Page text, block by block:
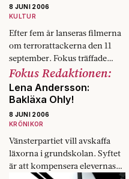
8 JUNI 2006
KULTUR
Efter fem år lanseras filmerna
om terrorattackerna den 11
september. Fokus träffade
efterlevande och regissören
Paul Grenngrass som gjort
»United 93«.
Fokus Redaktionen:
Lena Andersson:
Bakläxa Ohly!
8 JUNI 2006
KRÖNIKOR
Vänsterpartiet vill avskaffa
läxorna i grundskolan. Syftet
är att kompensera elevernas